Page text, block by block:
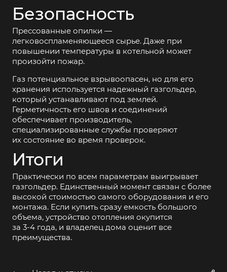
Безопасность
Прессованные опилки —
легковоспламеняющееся сырье. Даже при
повышении температуры в котельной может
произойти пожар.
Газ потенциальное взрывоопасен, но для его
хранения используется надежный газгольдер,
который устанавливают под землей.
Герметичность его швов и соединений
обеспечивает производитель,
специализированные службы проверяют
их состояние во время проверок.
Итоги
Практически по всем параметрам выигрывает
газгольдер. Единственный момент связан с более
высокой стоимостью самого оборудования и его
монтажа. Если купить сразу емкость большого
объема, устройство отопления окупится
за 3-4 года, и владелец дома оценит все
преимущества.